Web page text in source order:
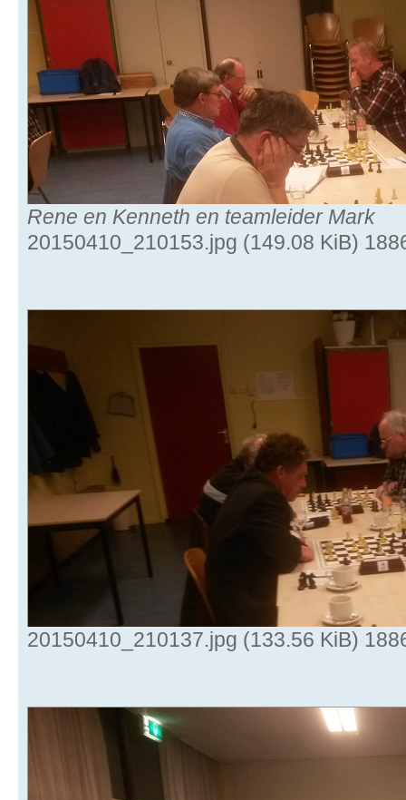
Rene en Kenneth en teamleider Mark
20150410_210153.jpg (149.08 KiB)
20150410_210137.jpg (133.56 KiB)